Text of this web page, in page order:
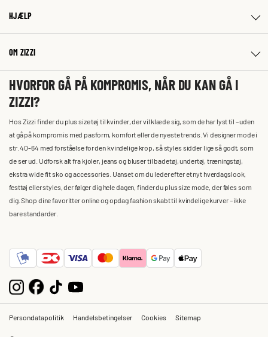
HJÆLP
OM ZIZZI
HVORFOR GÅ PÅ KOMPROMIS, NÅR DU KAN GÅ I
ZIZZI?
Hos Zizzi finder du plus size tøj til kvinder, der vil klæde sig, som de har lyst til – uden
at gå på kompromis med pasform, komfort eller de nyeste trends. Vi designer mode i
str. 40-64 med forståelse for den kvindelige krop, så styles sidder lige så godt, som
de ser ud. Udforsk alt fra kjoler, jeans og bluser til badetøj, undertøj, træningstøj,
ekstra wide fit sko og accessories. Uanset om du leder efter et nyt hverdagslook,
festtøj eller styles, der følger dig hele dagen, finder du plus size mode, der føles som
dig. Shop dine favoritter online og opdag fashion skabt til kvindelige kurver – ikke
bare standarder.
Persondatapolitik Handelsbetingelser Cookies Sitemap